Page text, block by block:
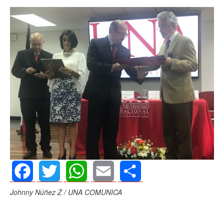
FacebookTwitter WhatsAppEmail Share
Johnny Núñez Z / UNA COMUNICA